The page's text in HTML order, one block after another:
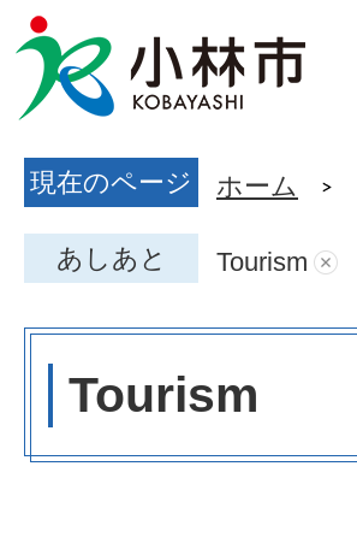
現在のページ ホーム
あしあと Tourism
Tourism